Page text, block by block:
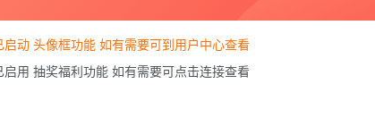
启动 头像框功能 如有需要可到用户中心查看
启用 抽奖福利功能 如有需要可点击连接查看